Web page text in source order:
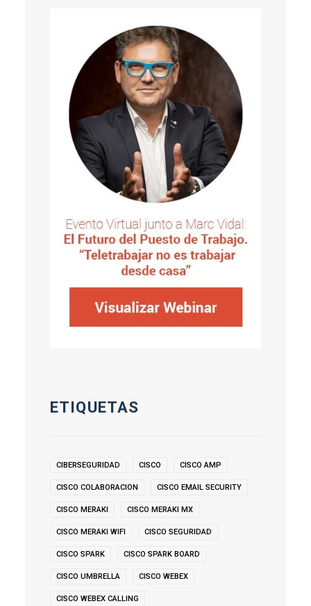
ETIQUETAS
CIBERSEGURIDAD CISCO CISCO AMP
CISCO COLABORACION CISCO EMAIL SECURITY
CISCO MERAKI CISCO MERAKI MX
CISCO MERAKI WIFI CISCO SEGURIDAD
CISCO SPARK CISCO SPARK BOARD
CISCO UMBRELLA CISCO WEBEX
CISCO WEBEX CALLING